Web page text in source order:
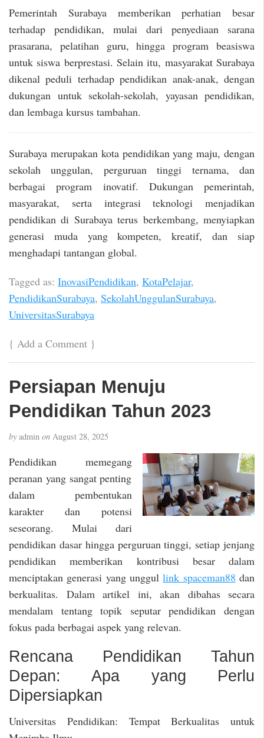
Pemerintah Surabaya memberikan perhatian besar
terhadap pendidikan, mulai dari penyediaan sarana
prasarana, pelatihan guru, hingga program beasiswa
untuk siswa berprestasi. Selain itu, masyarakat Surabaya
dikenal peduli terhadap pendidikan anak-anak, dengan
dukungan untuk sekolah-sekolah, yayasan pendidikan,
dan lembaga kursus tambahan.
Surabaya merupakan kota pendidikan yang maju, dengan
sekolah unggulan, perguruan tinggi ternama, dan
berbagai program inovatif. Dukungan pemerintah,
masyarakat, serta integrasi teknologi menjadikan
pendidikan di Surabaya terus berkembang, menyiapkan
generasi muda yang kompeten, kreatif, dan siap
menghadapi tantangan global.
Tagged as: InovasiPendidikan, KotaPelajar,
PendidikanSurabaya, SekolahUnggulanSurabaya,
UniversitasSurabaya
{ Add a Comment }
Persiapan Menuju
Pendidikan Tahun 2023
by admin on August 28, 2025
Pendidikan memegang
peranan yang sangat penting
dalam pembentukan
karakter dan potensi
seseorang. Mulai dari
pendidikan dasar hingga perguruan tinggi, setiap jenjang
pendidikan memberikan kontribusi besar dalam
menciptakan generasi yang unggullink spaceman88 dan
berkualitas. Dalam artikel ini, akan dibahas secara
mendalam tentang topik seputar pendidikan dengan
fokus pada berbagai aspek yang relevan.
Rencana Pendidikan Tahun
Depan: Apa yang Perlu
Dipersiapkan
Universitas Pendidikan: Tempat Berkualitas untuk